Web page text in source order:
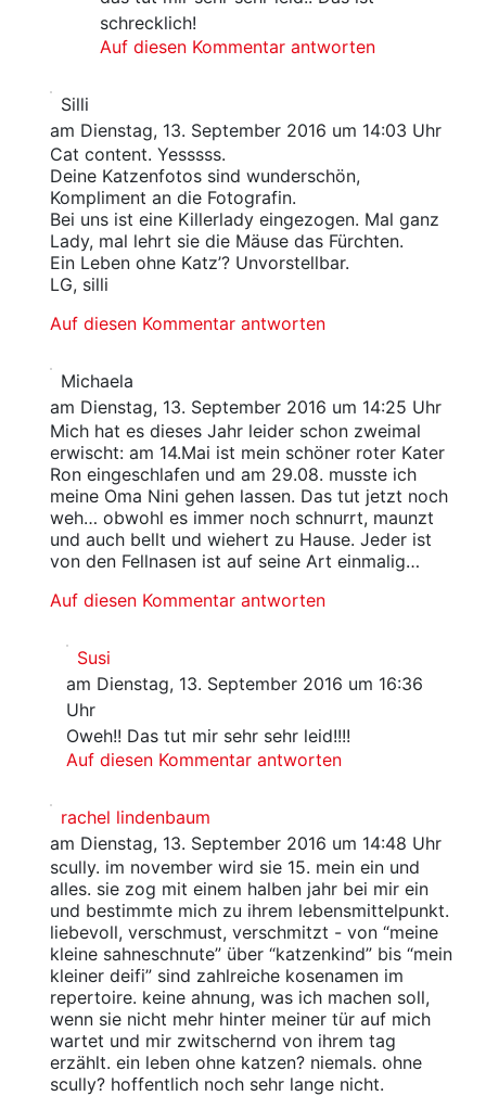
schrecklich!
Auf diesen Kommentar antworten
Silli
am Dienstag, 13. September 2016 um 14:03 Uhr
Cat content. Yesssss.
Deine Katzenfotos sind wunderschön,
Kompliment an die Fotografin.
Bei uns ist eine Killerlady eingezogen. Mal ganz
Lady, mal lehrt sie die Mäuse das Fürchten.
Ein Leben ohne Katz’? Unvorstellbar.
LG, silli
Auf diesen Kommentar antworten
Michaela
am Dienstag, 13. September 2016 um 14:25 Uhr
Mich hat es dieses Jahr leider schon zweimal
erwischt: am 14.Mai ist mein schöner roter Kater
Ron eingeschlafen und am 29.08. musste ich
meine Oma Nini gehen lassen. Das tut jetzt noch
weh… obwohl es immer noch schnurrt, maunzt
und auch bellt und wiehert zu Hause. Jeder ist
von den Fellnasen ist auf seine Art einmalig…
Auf diesen Kommentar antworten
Susi
am Dienstag, 13. September 2016 um 16:36
Uhr
Oweh!! Das tut mir sehr sehr leid!!!!
Auf diesen Kommentar antworten
rachel lindenbaum
am Dienstag, 13. September 2016 um 14:48 Uhr
scully. im november wird sie 15. mein ein und
alles. sie zog mit einem halben jahr bei mir ein
und bestimmte mich zu ihrem lebensmittelpunkt.
liebevoll, verschmust, verschmitzt - von “meine
kleine sahneschnute” über “katzenkind” bis “mein
kleiner deifi” sind zahlreiche kosenamen im
repertoire. keine ahnung, was ich machen soll,
wenn sie nicht mehr hinter meiner tür auf mich
wartet und mir zwitschernd von ihrem tag
erzählt. ein leben ohne katzen? niemals. ohne
scully? hoffentlich noch sehr lange nicht.